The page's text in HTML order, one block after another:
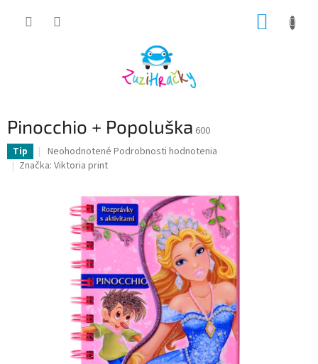
Pinocchio + Popoluška 600
Tip
Priemerné
hodnotenie
hviezdičiek.
Neohodnotené Podrobnosti hodnotenia
Značka: Viktoria print